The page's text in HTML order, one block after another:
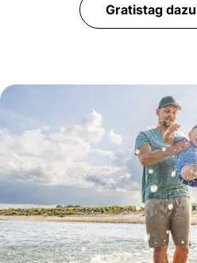
Gratistag